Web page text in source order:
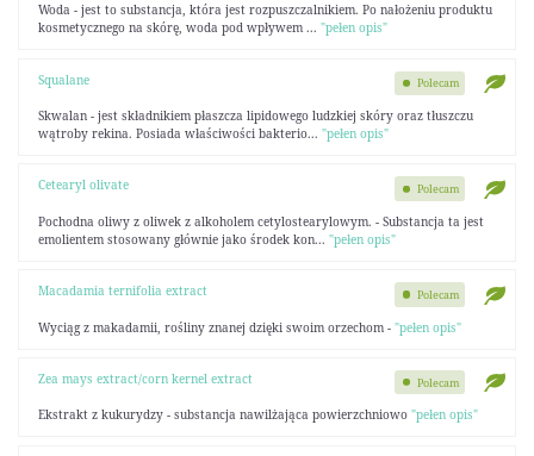
Woda - jest to substancja, która jest rozpuszczalnikiem. Po nałożeniu produktu
kosmetycznego na skórę, woda pod wpływem ... "pełen opis"
Squalane
Skwalan - jest składnikiem płaszcza lipidowego ludzkiej skóry oraz tłuszczu
wątroby rekina. Posiada właściwości bakterio... "pełen opis"
Polecam
Cetearyl olivate
Pochodna oliwy z oliwek z alkoholem cetylostearylowym. - Substancja ta jest
emolientem stosowany głównie jako środek kon... "pełen opis"
Polecam
Macadamia ternifolia extract
Wyciąg z makadamii, rośliny znanej dzięki swoim orzechom - "pełen opis"
Polecam
Zea mays extract/corn kernel extract
Ekstrakt z kukurydzy - substancja nawilżająca powierzchniowo "pełen opis"
Polecam